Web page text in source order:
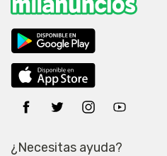
¿Necesitas ayuda?